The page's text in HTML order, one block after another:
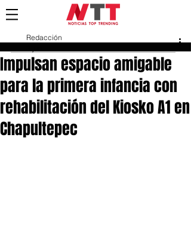
Impulsan espacio amigable
para la primera infancia con
rehabilitación del Kiosko A1 en
Chapultepec
Redacción